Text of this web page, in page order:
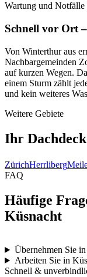
Wartung und Notfälle
Schnell vor Ort
Von Winterthur aus
Nachbargemeinden
auf kurzen Wegen.
einem Sturm zählt
und kein weiteres
Weitere Gebiete
Ihr
ZürichHerrliberg
FAQ
Häufige
Küsnacht
Übernehmen Sie
Arbeiten Sie in
Schnell &